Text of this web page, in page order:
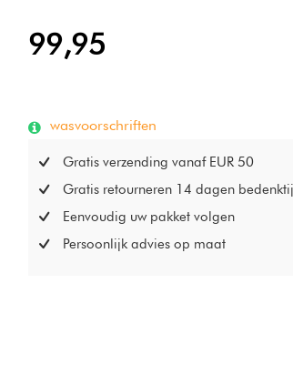
99,95
wasvoorschriften
Gratis verzending vanaf EUR 50
Gratis retourneren 14 dagen
Eenvoudig uw pakket volgen
Persoonlijk advies op maat